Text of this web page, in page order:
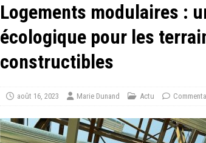
Logements modulaires :
écologique pour les
constructibles
août 16, 2023 Marie Dunand Actu